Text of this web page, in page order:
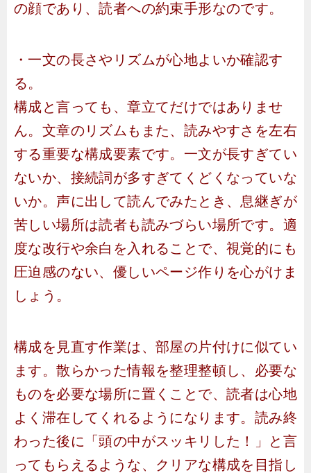
の顔であり、読者への約束手形なのです。
・一文の長さやリズムが心地よいか確認す
る。
構成と言っても、章立てだけではありませ
ん。文章のリズムもまた、読みやすさを左右
する重要な構成要素です。一文が長すぎてい
ないか、接続詞が多すぎてくどくなっていな
いか。声に出して読んでみたとき、息継ぎが
苦しい場所は読者も読みづらい場所です。適
度な改行や余白を入れることで、視覚的にも
圧迫感のない、優しいページ作りを心がけま
しょう。
構成を見直す作業は、部屋の片付けに似てい
ます。散らかった情報を整理整頓し、必要な
ものを必要な場所に置くことで、読者は心地
よく滞在してくれるようになります。読み終
わった後に「頭の中がスッキリした！」と言
ってもらえるような、クリアな構成を目指し